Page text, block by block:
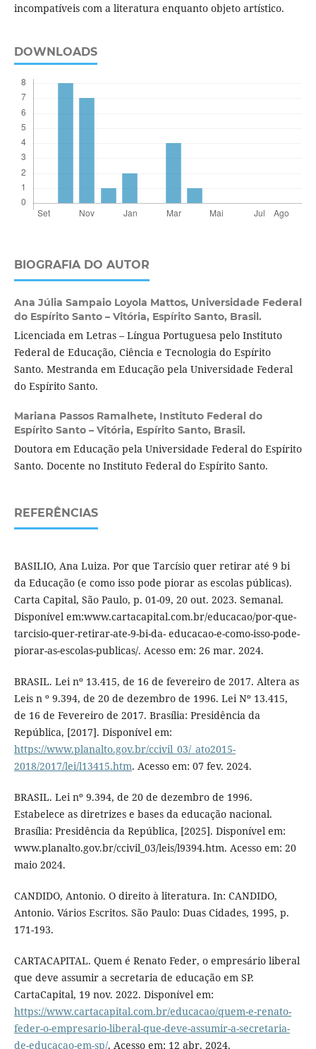
incompatíveis com a literatura enquanto objeto artístico.
DOWNLOADS
BIOGRAFIA DO AUTOR
Ana Júlia Sampaio Loyola Mattos, Universidade Federal
do Espírito Santo – Vitória, Espírito Santo, Brasil.
Licenciada em Letras – Língua Portuguesa pelo Instituto
Federal de Educação, Ciência e Tecnologia do Espírito
Santo. Mestranda em Educação pela Universidade Federal
do Espírito Santo.
Mariana Passos Ramalhete, Instituto Federal do
Espírito Santo – Vitória, Espírito Santo, Brasil.
Doutora em Educação pela Universidade Federal do Espírito
Santo. Docente no Instituto Federal do Espírito Santo.
REFERÊNCIAS
BASILIO, Ana Luiza. Por que Tarcísio quer retirar até 9 bi
da Educação (e como isso pode piorar as escolas públicas).
Carta Capital, São Paulo, p. 01-09, 20 out. 2023. Semanal.
Disponível em:www.cartacapital.com.br/educacao/por-que-
tarcisio-quer-retirar-ate-9-bi-da- educacao-e-como-isso-pode-
piorar-as-escolas-publicas/. Acesso em: 26 mar. 2024.
BRASIL. Lei nº 13.415, de 16 de fevereiro de 2017. Altera as
Leis n º 9.394, de 20 de dezembro de 1996. Lei Nº 13.415,
de 16 de Fevereiro de 2017. Brasília: Presidência da
República, [2017]. Disponível em:
https://www.planalto.gov.br/ccivil_03/_ato2015-
2018/2017/lei/l13415.htm. Acesso em: 07 fev. 2024.
BRASIL. Lei nº 9.394, de 20 de dezembro de 1996.
Estabelece as diretrizes e bases da educação nacional.
Brasília: Presidência da República, [2025]. Disponível em:
www.planalto.gov.br/ccivil_03/leis/l9394.htm. Acesso em: 20
maio 2024.
CANDIDO, Antonio. O direito à literatura. In: CANDIDO,
Antonio. Vários Escritos. São Paulo: Duas Cidades, 1995, p.
171-193.
CARTACAPITAL. Quem é Renato Feder, o empresário liberal
que deve assumir a secretaria de educação em SP.
CartaCapital, 19 nov. 2022. Disponível em:
https://www.cartacapital.com.br/educacao/quem-e-renato-
feder-o-empresario-liberal-que-deve-assumir-a-secretaria-
de-educacao-em-sp/. Acesso em: 12 abr. 2024.